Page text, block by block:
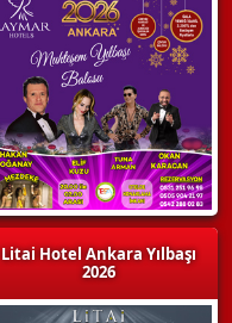
Litai Hotel Ankara Yılbaşı
2026